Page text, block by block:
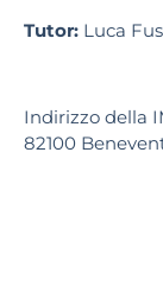
Tutor: Luca
Indirizzo della
82100